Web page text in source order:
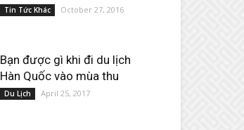
Tin Tức Khác October 27, 2016
Bạn được gì khi đi du lịch
Hàn Quốc vào mùa thu
Du Lịch April 25, 2017